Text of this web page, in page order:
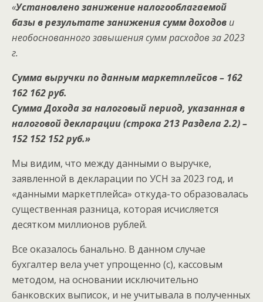
«Установлено занижение налогооблагаемой
базы в результате занижения сумм доходов и
необоснованного завышения сумм расходов за 2023
г.
Сумма выручки по данным маркетплейсов – 162
162 162 руб.
Сумма Дохода за налоговый период, указанная в
налоговой декларации (строка 213 Раздела 2.2) –
152 152 152 руб.»
Мы видим, что между данными о выручке,
заявленной в декларации по УСН за 2023 год, и
«данными маркетплейса» откуда-то образовалась
существенная разница, которая исчисляется
десятком миллионов рублей.
Все оказалось банально. В данном случае
бухгалтер вела учет упрощенно (с), кассовым
методом, на основании исключительно
банковских выписок, и не учитывала в полученных